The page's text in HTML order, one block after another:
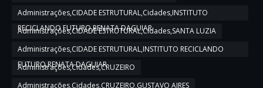
Administrações,CIDADE ESTRUTURAL,Cidades,INSTITUTO
RECICLANDO FUTURO,RENATA DAGUIAR
Administrações,CIDADE ESTRUTURAL,Cidades,SANTA LUZIA
Administrações,CIDADE ESTRUTURAL,INSTITUTO RECICLANDO
FUTURO,RENATA DAGUIAR
Administrações,Cidades,CRUZEIRO
Administrações,Cidades,CRUZEIRO,GUSTAVO AIRES